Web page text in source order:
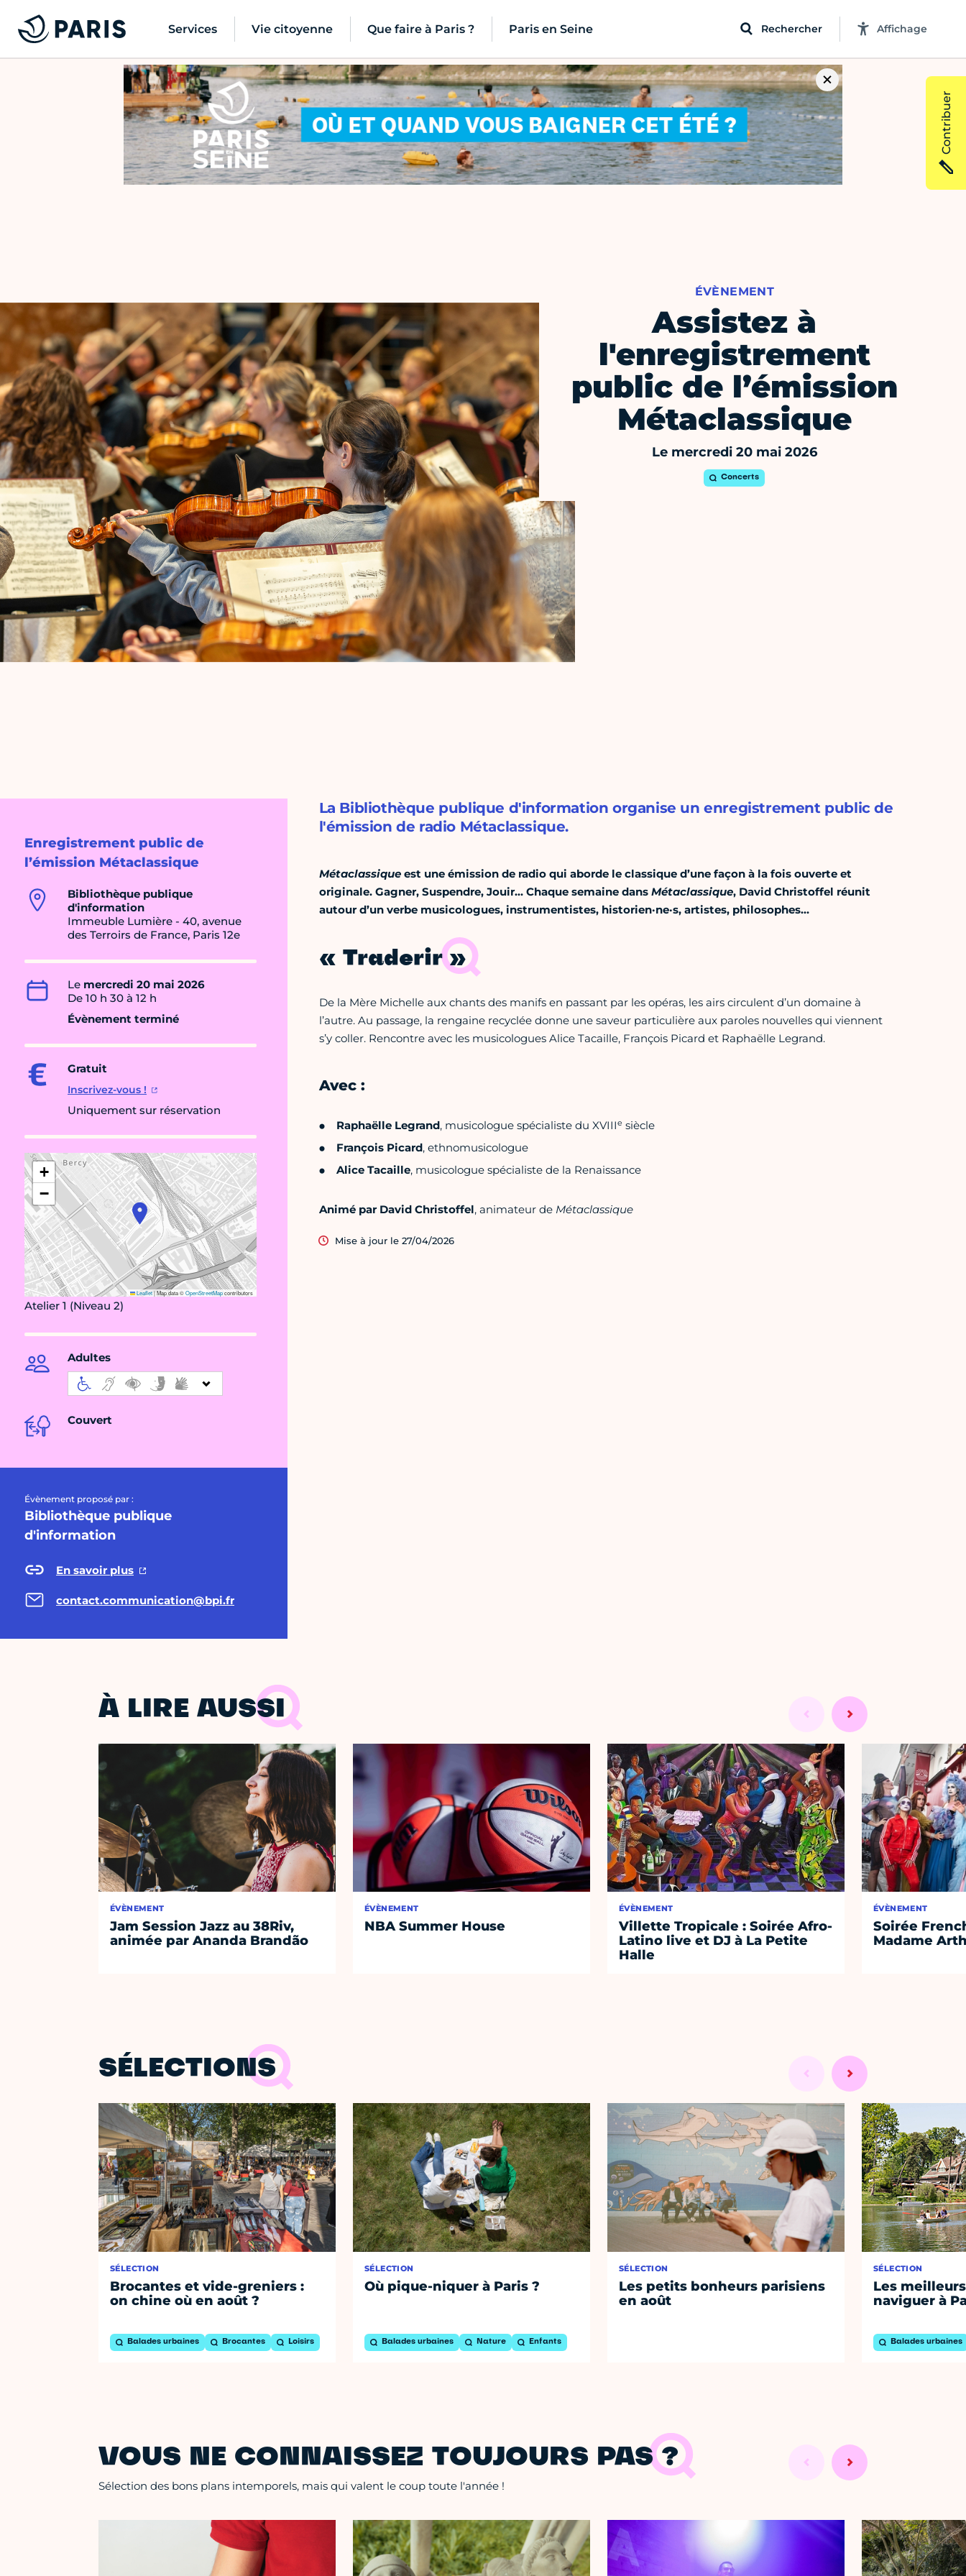
Services Vie citoyenne Que faire à Paris ? Paris en Seine Rechercher Affichage
ÉVÈNEMENT
Assistez à
l'enregistrement
public de l’émission
Métaclassique
Le mercredi 20 mai 2026
Concerts
Enregistrement public de
l’émission Métaclassique
Bibliothèque publique
d'information
Immeuble Lumière - 40, avenue
des Terroirs de France, Paris 12e
Le mercredi 20 mai 2026
De 10 h 30 à 12 h
Évènement terminé
Gratuit
Inscrivez-vous !
Uniquement sur réservation
+
−
Leaflet|Map data ©OpenStreetMapcontributors
Atelier 1 (Niveau 2)
Adultes
Couvert
Évènement proposé par :
Bibliothèque publique
d'information
En savoir plus
contact.communication@bpi.fr
La Bibliothèque publique d'information organise un enregistrement public de
l'émission de radio Métaclassique.
Métaclassique est une émission de radio qui aborde le classique d’une façon à la fois ouverte et
originale. Gagner, Suspendre, Jouir… Chaque semaine dans Métaclassique, David Christoffel réunit
autour d’un verbe musicologues, instrumentistes, historien·ne·s, artistes, philosophes…
« Traderir »
De la Mère Michelle aux chants des manifs en passant par les opéras, les airs circulent d’un domaine à
l’autre. Au passage, la rengaine recyclée donne une saveur particulière aux paroles nouvelles qui viennent
s’y coller. Rencontre avec les musicologues Alice Tacaille, François Picard et Raphaëlle Legrand.
Avec :
Raphaëlle Legrand, musicologue spécialiste du XVIIIe siècle
François Picard, ethnomusicologue
Alice Tacaille, musicologue spécialiste de la Renaissance
Animé par David Christoffel, animateur de Métaclassique
Mise à jour le 27/04/2026
À LIRE AUSSI
ÉVÈNEMENT
Jam Session Jazz au 38Riv,
animée par Ananda Brandão
ÉVÈNEMENT
NBA Summer House
ÉVÈNEMENT
Villette Tropicale : Soirée Afro-
Latino live et DJ à La Petite
Halle
ÉVÈNEMENT
Soirée
Madame
SÉLECTIONS
SÉLECTION
Brocantes et vide-greniers :
on chine où en août ?
Balades urbaines Brocantes Loisirs
SÉLECTION
Où pique-niquer à Paris ?
Balades urbaines Nature Enfants
SÉLECTION
Les petits bonheurs parisiens
en août
SÉLECTION
Les
naviguer à
Balades urbaines
VOUS NE CONNAISSEZ TOUJOURS PAS ?
Sélection des bons plans intemporels, mais qui valent le coup toute l'année !
Contribuer